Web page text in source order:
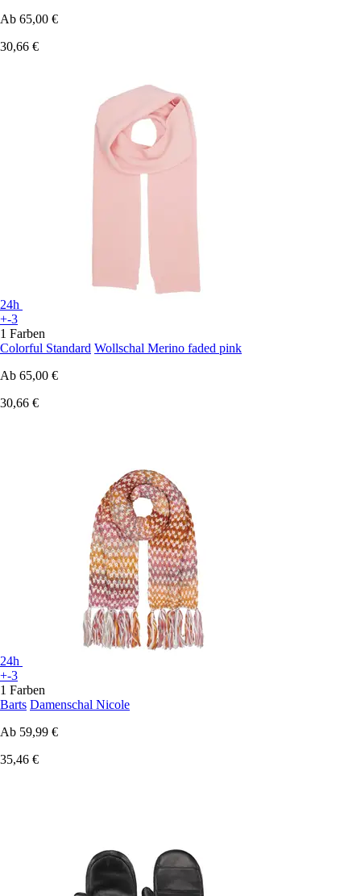
Ab 65,00 €
30,66 €
24h
+-3
1 Farben
Colorful Standard Wollschal Merino faded pink
Ab 65,00 €
30,66 €
24h
+-3
1 Farben
Barts Damenschal Nicole
Ab 59,99 €
35,46 €